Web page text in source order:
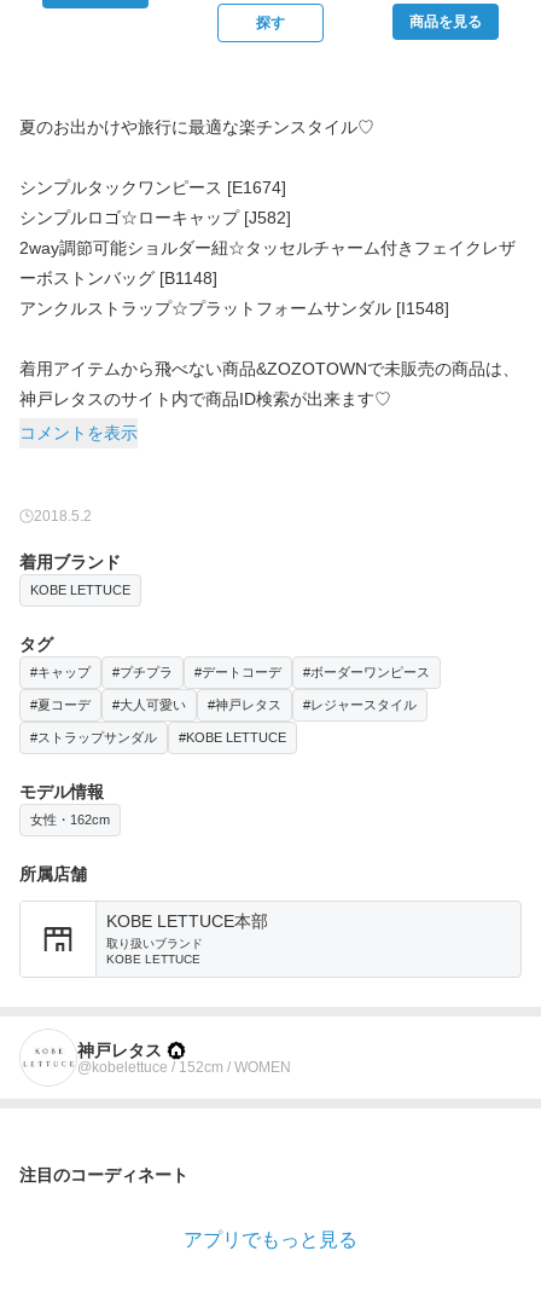
探す 商品を見る
夏のお出かけや旅行に最適な楽チンスタイル♡
シンプルタックワンピース [E1674]
シンプルロゴ☆ローキャップ [J582]
2way調節可能ショルダー紐☆タッセルチャーム付きフェイクレザ
ーボストンバッグ [B1148]
アンクルストラップ☆プラットフォームサンダル [I1548]
着用アイテムから飛べない商品&ZOZOTOWNで未販売の商品は、
神戸レタスのサイト内で商品ID検索が出来ます♡
コメントを表示
2018.5.2
着用ブランド
KOBE LETTUCE
タグ
#キャップ #プチプラ #デートコーデ #ボーダーワンピース
#夏コーデ #大人可愛い #神戸レタス #レジャースタイル
#ストラップサンダル #KOBE LETTUCE
モデル情報
女性・162cm
所属店舗
KOBE LETTUCE本部
取り扱いブランド
KOBE LETTUCE
神戸レタス
@kobelettuce / 152cm / WOMEN
注目のコーディネート
アプリでもっと見る